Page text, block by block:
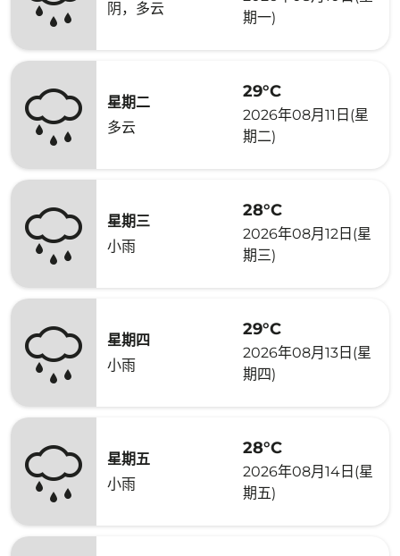
阴，多云
期一)
星期二
多云
29°C
2026年08月11日(星
期二)
星期三
小雨
28°C
2026年08月12日(星
期三)
星期四
小雨
29°C
2026年08月13日(星
期四)
星期五
小雨
28°C
2026年08月14日(星
期五)